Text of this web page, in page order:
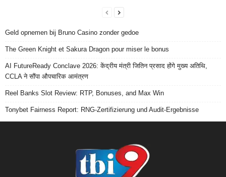
Geld opnemen bij Bruno Casino zonder gedoe
The Green Knight et Sakura Dragon pour miser le bonus
AI FutureReady Conclave 2026: केंद्रीय मंत्री जितिन प्रसाद होंगे मुख्य अतिथि,
CCLA ने सौंपा औपचारिक आमंत्रण
Reel Banks Slot Review: RTP, Bonuses, and Max Win
Tonybet Fairness Report: RNG-Zertifizierung und Audit-Ergebnisse